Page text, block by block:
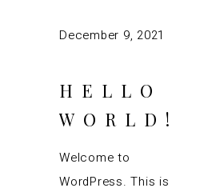
December 9, 2021
HELLO
WORLD!
Welcome to
WordPress. This is